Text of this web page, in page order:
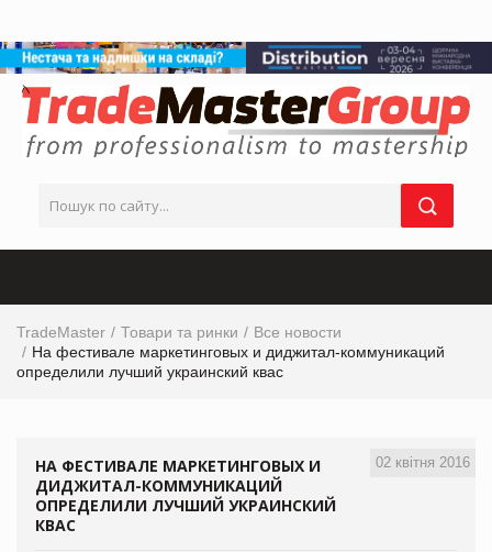
TradeMaster Товари та ринки
Все новости
На фестивале маркетинговых и диджитал-коммуникаций
определили лучший украинский квас
02 квітня 2016
НА ФЕСТИВАЛЕ МАРКЕТИНГОВЫХ И
ДИДЖИТАЛ-КОММУНИКАЦИЙ
ОПРЕДЕЛИЛИ ЛУЧШИЙ УКРАИНСКИЙ
КВАС